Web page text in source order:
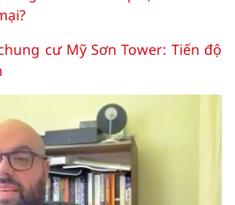
cư Mỹ Sơn Tower: Tiến độ